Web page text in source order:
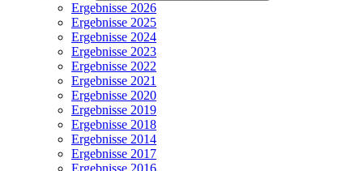
Ergebnisse 2026
Ergebnisse 2025
Ergebnisse 2024
Ergebnisse 2023
Ergebnisse 2022
Ergebnisse 2021
Ergebnisse 2020
Ergebnisse 2019
Ergebnisse 2018
Ergebnisse 2014
Ergebnisse 2017
Ergebnisse 2016